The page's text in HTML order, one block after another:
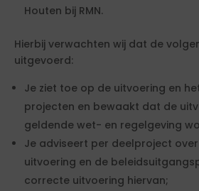
Houten bij RMN.
Hierbij verwachten wij dat de
uitgevoerd:
Je ziet toe op de uitvoering en
projecten en bewaakt dat de
geldende wet- en regelgeving
Je adviseert per deelproject
uitvoering en de
correcte uitvoering hiervan;